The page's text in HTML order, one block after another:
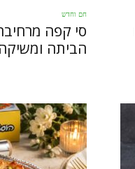
חם וחדש
סי קפה
הביתה